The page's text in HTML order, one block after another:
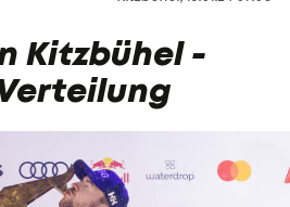
Kitzbühel -